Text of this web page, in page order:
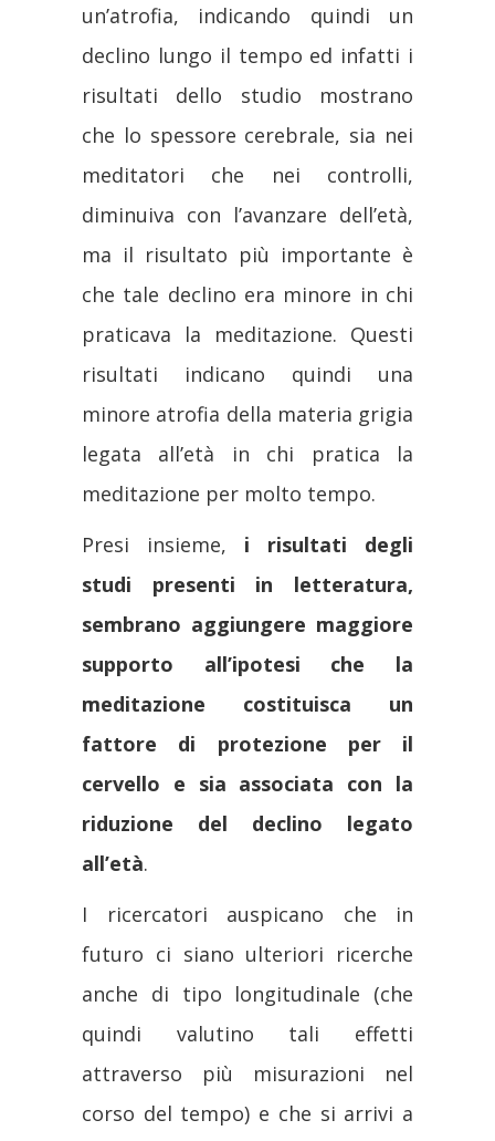
un’atrofia, indicando quindi un
declino lungo il tempo ed infatti i
risultati dello studio mostrano
che lo spessore cerebrale, sia nei
meditatori che nei controlli,
diminuiva con l’avanzare dell’età,
ma il risultato più importante è
che tale declino era minore in chi
praticava la meditazione. Questi
risultati indicano quindi una
minore atrofia della materia grigia
legata all’età in chi pratica la
meditazione per molto tempo.
Presi insieme, i risultati degli
studi presenti in letteratura,
sembrano aggiungere maggiore
supporto all’ipotesi che la
meditazione costituisca un
fattore di protezione per il
cervello e sia associata con la
riduzione del declino legato
all’età.
I ricercatori auspicano che in
futuro ci siano ulteriori ricerche
anche di tipo longitudinale (che
quindi valutino tali effetti
attraverso più misurazioni nel
corso del tempo) e che si arrivi a